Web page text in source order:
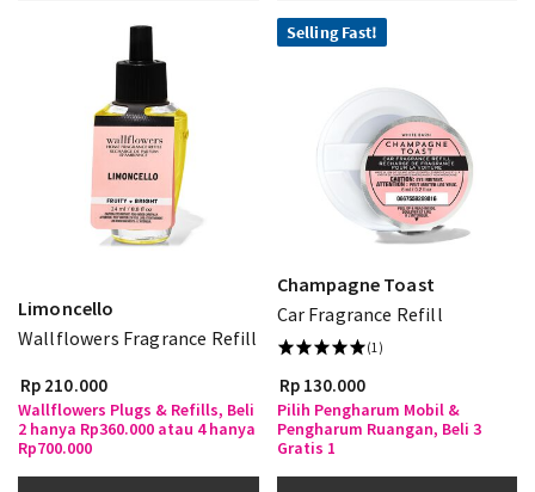
Limoncello
Wallflowers Fragrance Refill
Rp 210.000
Wallflowers Plugs & Refills, Beli
2 hanya Rp360.000 atau 4 hanya
Rp700.000
Selling Fast!
Champagne Toast
Car Fragrance Refill
(1)
Rp 130.000
Pilih Pengharum Mobil &
Pengharum Ruangan, Beli 3
Gratis 1